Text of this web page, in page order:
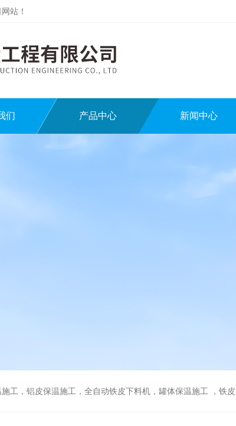
站！
们 产品中心 新闻中心
工，铝皮保温施工，全自动铁皮下料机，罐体保温施工 ，铁